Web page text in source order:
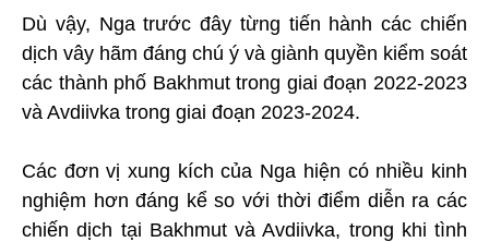
Dù vậy, Nga trước đây từng tiến hành các chiến
dịch vây hãm đáng chú ý và giành quyền kiểm soát
các thành phố Bakhmut trong giai đoạn 2022-2023
và Avdiivka trong giai đoạn 2023-2024.
Các đơn vị xung kích của Nga hiện có nhiều kinh
nghiệm hơn đáng kể so với thời điểm diễn ra các
chiến dịch tại Bakhmut và Avdiivka, trong khi tình